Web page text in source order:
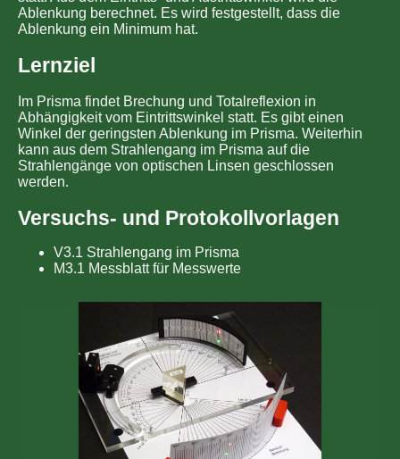
Ablenkung berechnet. Es wird festgestellt, dass die
Ablenkung ein Minimum hat.
Lernziel
Im Prisma findet Brechung und Totalreflexion in
Abhängigkeit vom Eintrittswinkel statt. Es gibt einen
Winkel der geringsten Ablenkung im Prisma. Weiterhin
kann aus dem Strahlengang im Prisma auf die
Strahlengänge von optischen Linsen geschlossen
werden.
Versuchs- und Protokollvorlagen
V3.1 Strahlengang im Prisma
M3.1 Messblatt für Messwerte